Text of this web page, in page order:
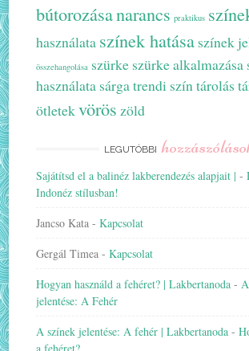
bútorozásanarancs praktikus
használata színek hatása színek
összehangolása szürke szürke alkalmazása
használata sárgatrendi színtárolás
ötletekvörös zöld
LEGUTÓBBI
Sajátítsd el a balinéz lakberendezés alapjait | -
Indonéz stílusban!
Jancso Kata -Kapcsolat
Gergál Timea -Kapcsolat
Hogyan használd a fehéret? | Lakbertanoda -
jelentése: A Fehér
A színek jelentése: A fehér | Lakbertanoda -